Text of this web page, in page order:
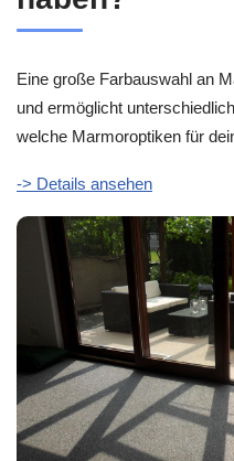
Eine große Farbauswahl an
und ermöglicht
welche Marmoroptiken für
-> Details ansehen